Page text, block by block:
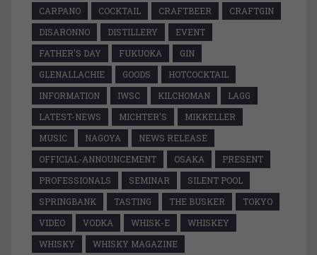
CARPANO
COCKTAIL CRAFTBEER
CRAFTGIN
DISARONNO
DISTILLERY
EVENT
FATHER'S DAY
FUKUOKA
GIN
GLENALLACHIE
GOODS
HOTCOCKTAIL
INFORMATION
IWSC KILCHOMAN
LAGG
LATEST-NEWS
MICHTER'S
MIKKELLER
MUSIC
NAGOYA
NEWS RELEASE
OFFICIAL-ANNOUNCEMENT
OSAKA
PRESENT
PROFESSIONALS
SEMINAR
SILENT POOL
SPRINGBANK
TASTING THE BUSKER
TOKYO
VIDEO
VODKA WHISK-E
WHISKEY
WHISKY
WHISKY MAGAZINE